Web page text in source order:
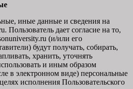
иные данные и сведения на
Пользователь дает согласие на то,
(и/или его
будут получать, собирать,
хранить, уточнять
и иным образом
в электронном виде) персональные
исполнения Пользовательского